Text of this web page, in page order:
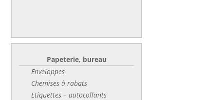
Papeterie, bureau
Enveloppes
Chemises à rabats
Etiquettes – autocollants